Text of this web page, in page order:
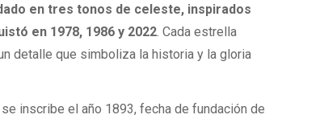
en tres tonos de celeste, inspirados
en 1978, 1986 y 2022. Cada estrella
detalle que simboliza la historia y la gloria
inscribe el año 1893, fecha de fundación de